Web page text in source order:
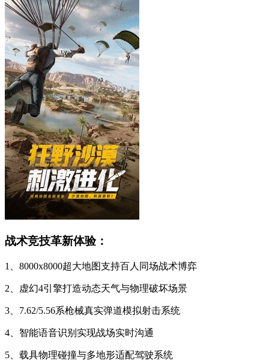
战术竞技革新体验：
1、8000x8000超大地图支持百人同场战术博弈
2、虚幻4引擎打造动态天气与物理破坏场景
3、7.62/5.56系枪械真实弹道模拟射击系统
4、智能语音识别实现战场实时沟通
5、载具物理碰撞与多地形适配驾驶系统